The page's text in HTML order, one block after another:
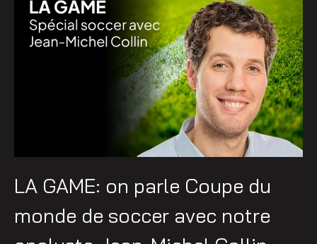
Pocatière
LA GAME: on parle Coupe du
monde de soccer avec notre